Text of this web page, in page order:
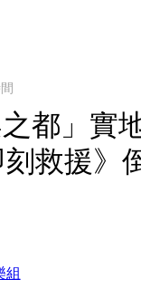
都」
刻救援》
組